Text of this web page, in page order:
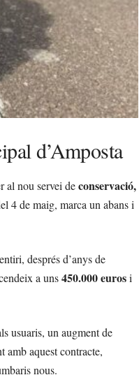
d’Amposta
al nou servei deconservació,
4 de maig, marca un abans i
després d’anys de
a uns450.000 eurosi
usuaris, un augment de
amb aquest contracte,
nous.